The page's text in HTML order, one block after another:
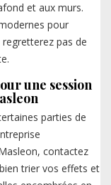
et aux murs.
pour
pas de
une session
parties de
contactez
trier vos effets et